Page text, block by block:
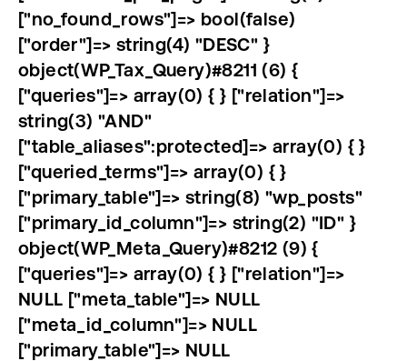
["no_found_rows"]=> bool(false)
["order"]=> string(4) "DESC" }
object(WP_Tax_Query)#8211 (6) {
["queries"]=> array(0) { } ["relation"]=>
string(3) "AND"
["table_aliases":protected]=> array(0) { }
["queried_terms"]=> array(0) { }
["primary_table"]=> string(8) "wp_posts"
["primary_id_column"]=> string(2) "ID" }
object(WP_Meta_Query)#8212 (9) {
["queries"]=> array(0) { } ["relation"]=>
NULL ["meta_table"]=> NULL
["meta_id_column"]=> NULL
["primary_table"]=> NULL